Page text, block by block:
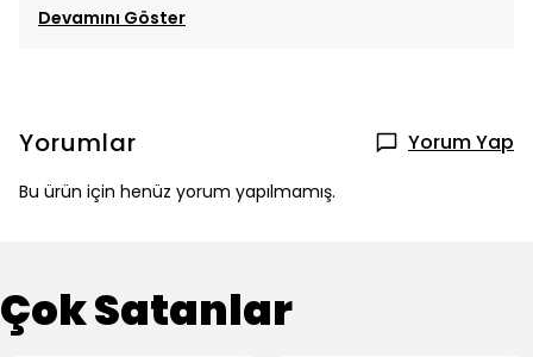
Devamını Göster
Yorumlar Yorum Yap
Bu ürün için henüz yorum yapılmamış.
Çok Satanlar